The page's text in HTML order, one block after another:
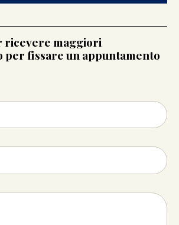
ricevere maggiori
per fissare un appuntamento